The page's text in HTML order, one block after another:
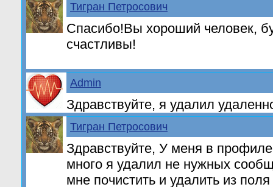
Тигран Петросович
Спасибо!Вы хороший человек,
счастливы!
Admin
Здравствуйте, я удалил
Тигран Петросович
Здравствуйте, У меня в
много я удалил не нужных
мне почистить и удалить из